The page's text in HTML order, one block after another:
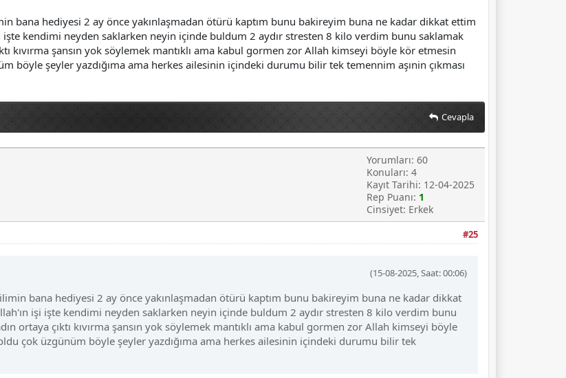
bana hediyesi 2 ay önce yakınlaşmadan ötürü kaptım bunu bakireyim buna ne kadar dikkat ettim
kendimi neyden saklarken neyin içinde buldum 2 aydır stresten 8 kilo verdim bunu saklamak
kıvırma şansın yok söylemek mantıklı ama kabul gormen zor Allah kimseyi böyle kör etmesin
böyle şeyler yazdığıma ama herkes ailesinin içindeki durumu bilir tek temennim aşınin çıkması
Cevapla
Yorumları: 60
Konuları: 4
Kayıt Tarihi: 12-04-2025
Rep Puanı: 1
Cinsiyet: Erkek
#25
(15-08-2025, Saat: 00:06)
bana hediyesi 2 ay önce yakınlaşmadan ötürü kaptım bunu bakireyim buna ne kadar dikkat
işi işte kendimi neyden saklarken neyin içinde buldum 2 aydır stresten 8 kilo verdim bunu
ortaya çıktı kıvırma şansın yok söylemek mantıklı ama kabul gormen zor Allah kimseyi böyle
çok üzgünüm böyle şeyler yazdığıma ama herkes ailesinin içindeki durumu bilir tek